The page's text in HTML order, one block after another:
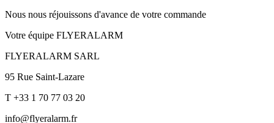
Nous nous réjouissons d'avance de votre commande
Votre équipe FLYERALARM
FLYERALARM SARL
95 Rue Saint-Lazare
T +33 1 70 77 03 20
info@flyeralarm.fr